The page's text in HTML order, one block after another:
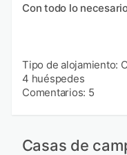
Con todo lo
Tipo de alojamiento:
4 huéspedes
Comentarios: 5
Casas de